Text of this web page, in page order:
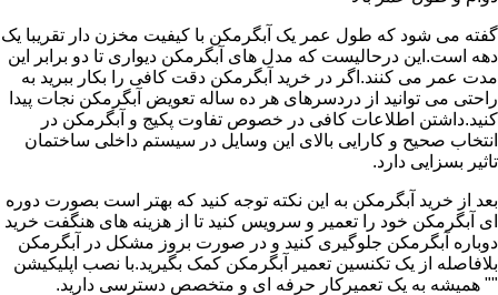
گفته می شود که طول عمر یک آبگرمکن با کیفیت مخزن دار تقریبا یک
دهه است.این درحالیست که مدل های آبگرمکن دیواری تا دو برابر این
مدت عمر می کنند.اگر در خرید آبگرمکن دقت کافی را بکار ببرید به
راحتی می توانید از دردسرهای هر ده ساله تعویض آبگرمکن نجات پیدا
کنید.داشتن اطلاعات کافی در خصوص تفاوت پکیج و آبگرمکن در
انتخاب صحیح و کارایی بالای این وسایل در سیستم داخلی ساختمان
تاثیر بسزایی دارد.
بعد از خرید آبگرمکن به این نکته توجه کنید که بهتر است بصورت دوره
ای آبگرمکن خود را تعمیر و سرویس کنید تا از هزینه های هنگفت خرید
دوباره آبگرمکن جلوگیری کنید و در صورت بروز مشکل در آبگرمکن
بلافاصله از یک تکنسین تعمیر آبگرمکن کمک بگیرید.با نصب اپلیکیشن
"" همیشه به یک تعمیرکار حرفه ای و متخصص دسترسی دارید.